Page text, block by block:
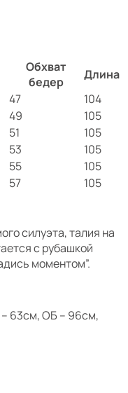
Обхват
бедер
Длина
47
104
49
105
51
105
53
105
55
105
57
105
силуэта, талия на
с рубашкой
моментом”.
63см, ОБ – 96см,